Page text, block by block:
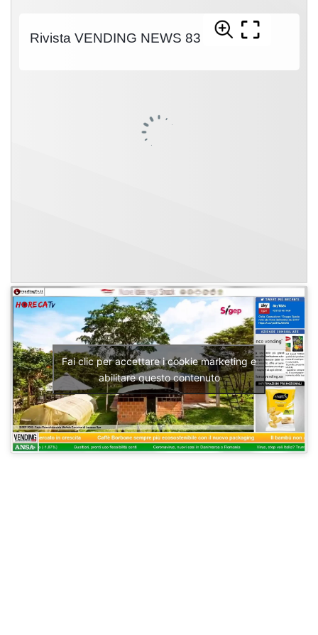
Fai clic per accettare i cookie marketing e
abilitare questo contenuto